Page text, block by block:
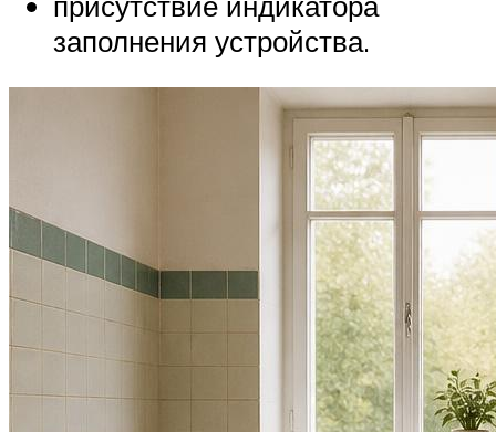
заполнения устройства.